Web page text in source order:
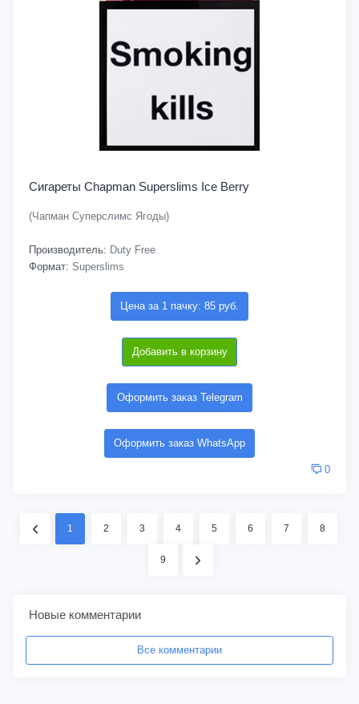
Сигареты Chapman Superslims Ice Berry
(Чапман Суперслимс Ягоды)
Производитель: Duty Free
Формат: Superslims
Цена за 1 пачку: 85 руб.
Добавить в корзину
Оформить заказ Telegram
Оформить заказ WhatsApp
0
1 2 3 4 5 6 7 8
9
Новые комментарии
Все комментарии